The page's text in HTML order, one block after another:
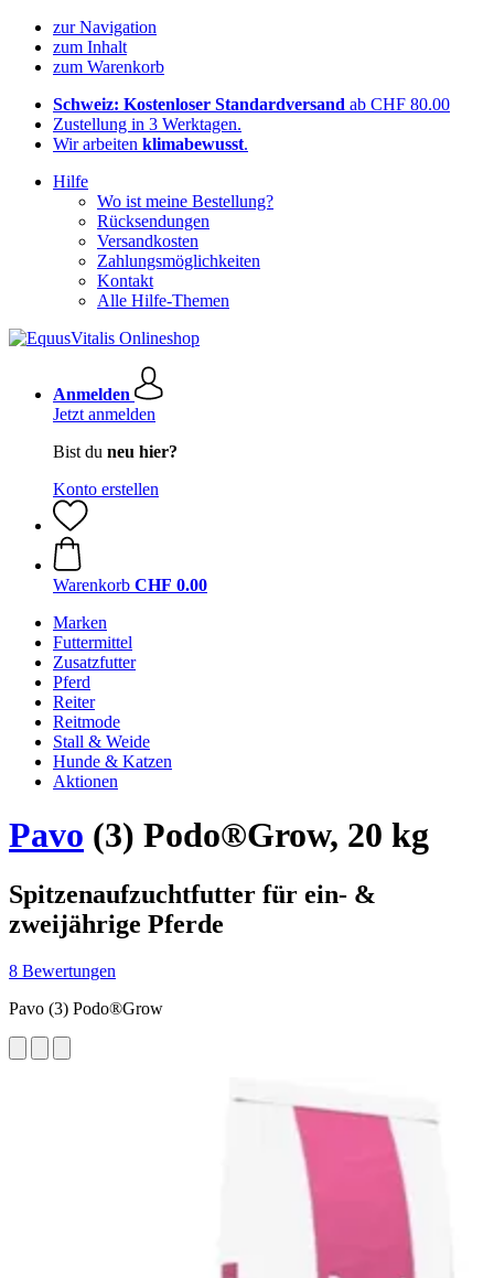
zur Navigation
zum Inhalt
zum Warenkorb
Schweiz: Kostenloser Standardversand ab CHF 80.00
Zustellung in 3 Werktagen.
Wir arbeiten klimabewusst.
Hilfe
Wo ist meine Bestellung?
Rücksendungen
Versandkosten
Zahlungsmöglichkeiten
Kontakt
Alle Hilfe-Themen
Anmelden
Jetzt anmelden
Bist du neu hier?
Konto erstellen
Warenkorb CHF 0.00
Marken
Futtermittel
Zusatzfutter
Pferd
Reiter
Reitmode
Stall & Weide
Hunde & Katzen
Aktionen
Pavo (3) Podo®Grow, 20 kg
Spitzenaufzuchtfutter für ein- &
zweijährige Pferde
8 Bewertungen
Pavo (3) Podo®Grow